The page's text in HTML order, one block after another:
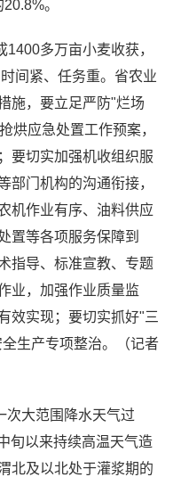
。
多万亩小麦收获，
间紧、任务重。省农业
施，要立足严防"烂场
烘应急处置工作预案，
要切实加强机收组织服
部门机构的沟通衔接，
机作业有序、油料供应
置等各项服务保障到
指导、标准宣教、专题
业，加强作业质量监
效实现；要切实抓好"三
生产专项整治。（记者
次大范围降水天气过
旬以来持续高温天气造
北及以北处于灌浆期的